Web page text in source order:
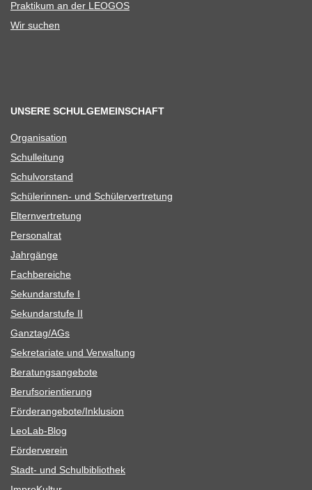
Prak­ti­kum an der LEOGOS
Wir suchen
UNSERE SCHULGEMEINSCHAFT
Orga­ni­sa­tion
Schul­lei­tung
Schul­vor­stand
Schü­le­rin­nen- und Schülervertretung
Eltern­ver­tre­tung
Per­so­nal­rat
Jahr­gänge
Fach­be­rei­che
Sekun­dar­stufe I
Sekun­dar­stufe II
Ganztag/​​AGs
Sekre­ta­riate und Verwaltung
Bera­tungs­an­ge­bote
Berufs­ori­en­tie­rung
Förderangebote/​​Inklusion
Leo­Lab-Blog
För­der­ver­ein
Stadt- und Schulbibliothek